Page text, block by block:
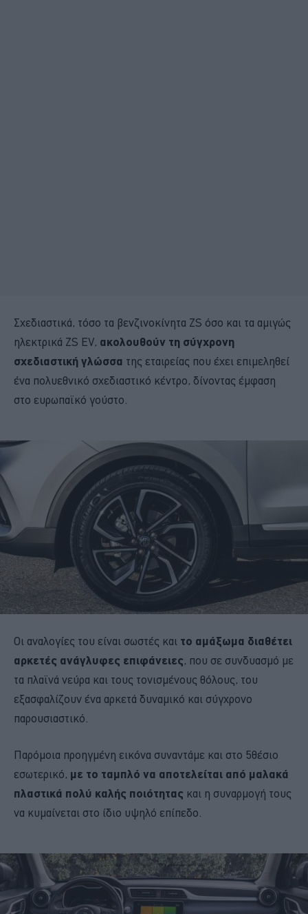
Σχεδιαστικά, τόσο τα βενζινοκίνητα ZS όσο και τα αμιγώς
ηλεκτρικά ZS EV, ακολουθούν τη σύγχρονη
σχεδιαστική γλώσσα της εταιρείας που έχει επιμεληθεί
ένα πολυεθνικό σχεδιαστικό κέντρο, δίνοντας έμφαση
στο ευρωπαϊκό γούστο.
Οι αναλογίες του είναι σωστές και το αμάξωμα διαθέτει
αρκετές ανάγλυφες επιφάνειες, που σε συνδυασμό με
τα πλαϊνά νεύρα και τους τονισμένους θόλους, του
εξασφαλίζουν ένα αρκετά δυναμικό και σύγχρονο
παρουσιαστικό.
Παρόμοια προηγμένη εικόνα συναντάμε και στο 5θέσιο
εσωτερικό, με το ταμπλό να αποτελείται από μαλακά
πλαστικά πολύ καλής ποιότητας και η συναρμογή τους
να κυμαίνεται στο ίδιο υψηλό επίπεδο.